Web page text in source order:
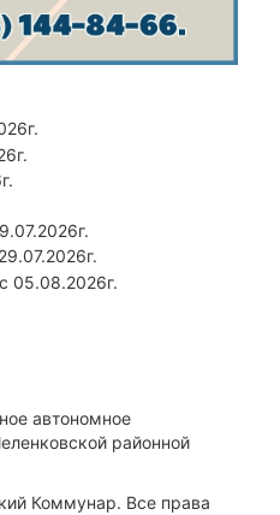
автономное
районной
Коммунар. Все права